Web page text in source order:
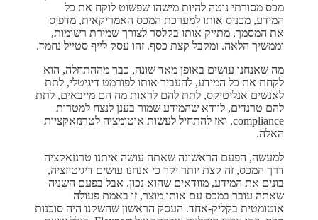
מכס מסורתי נוטה להיות מישהו שפשוט לוקח את כל
המידע, מכניס אותו למערכת המכס האמריקאית, מדפיס
את המסמך, מתייק אותו בקלסר לצורך שמירת רשומות,
וממשיך הלאה. ומקבל קצת כסף. זהו עסק לייף סטייל נחמד.
מה שאנחנו עושים באופן מאד שונה, כבר מההתחלה, הוא
לקחת את כל המידע, להעביר אותו לפורמט דיגיטלי, לתת
לאנשים אנליטיקס, לתת להם לראות מה הם מייבאים, לתת
להם טרנדים, לוודא שהמידע שמור בענן לנצח למטרות
compliance, ואז להתחיל לעשות אוטומציה לטרנזאקציות
האלה.
למעשה, הפעם הראשונה שאתה עושה איתנו טרנזאקציה
דרך המכס, זה קצת יותר יקר כי אנחנו עושים דיגיטיזציה,
בונים את המידע, מוודאים שהוא נכון. אבל בפעם השניה
שאתה עובר במכס עם אותו מוצר, זו באמת פעולה
אוטומטית בקליק-אחד. העסק הראשון שהשקנו היה סוכנות